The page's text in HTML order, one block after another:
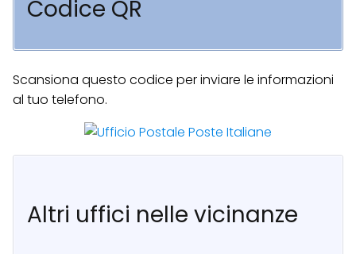
Codice QR
Scansiona questo codice per inviare le informazioni
al tuo telefono.
Altri uffici nelle vicinanze